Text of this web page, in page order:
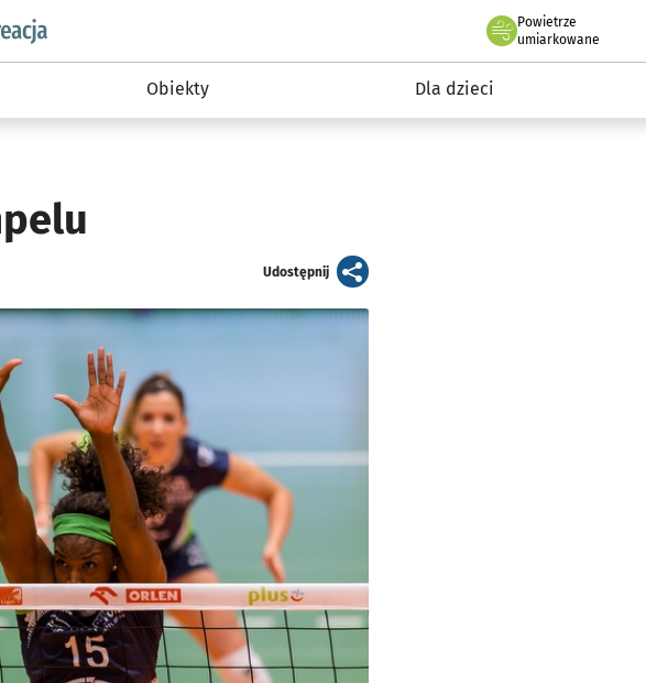
podserwis: Sport i rekreacja
Powietrze
we Wrocławiu
umiarkowane
Obiekty Dla dzieci
Udostępnijartykuł